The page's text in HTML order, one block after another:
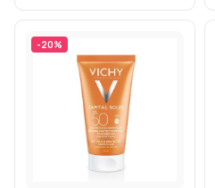
-20%